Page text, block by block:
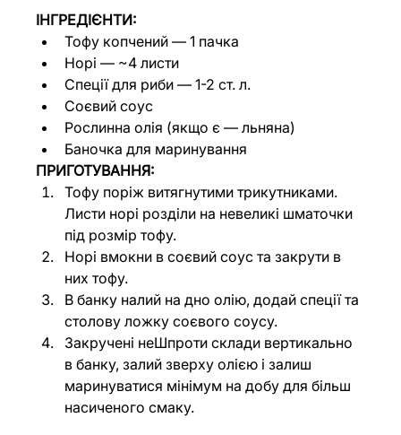
ІНГРЕДІЄНТИ:
Тофу копчений — 1 пачка
Норі — ~4 листи
Спеції для риби — 1-2 ст. л.
Соєвий соус
Рослинна олія (якщо є — льняна)
Баночка для маринування
ПРИГОТУВАННЯ:
Тофу поріж витягнутими трикутниками.
Листи норі розділи на невеликі шматочки
під розмір тофу.
Норі вмокни в соєвий соус та закрути в
них тофу.
В банку налий на дно олію, додай спеції та
столову ложку соєвого соусу.
Закручені неШпроти склади вертикально
в банку, залий зверху олією і залиш
маринуватися мінімум на добу для більш
насиченого смаку.